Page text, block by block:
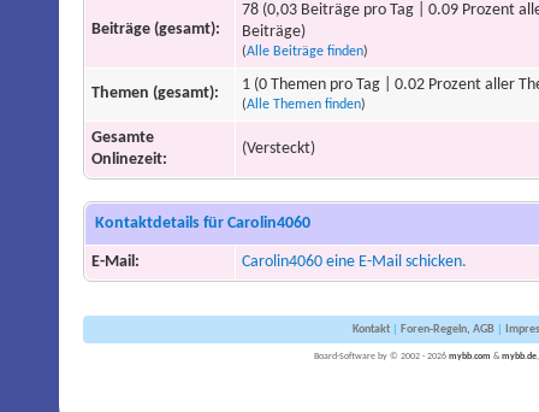
Beiträge (gesamt):
78 (0,03 Beiträge pro Tag | 0.09 Prozent
Beiträge)
(Alle Beiträge finden)
Themen (gesamt): 1 (0 Themen pro Tag | 0.02 Prozent aller
(Alle Themen finden)
Gesamte
Onlinezeit:
(Versteckt)
Kontaktdetails für Carolin4060
E-Mail: Carolin4060 eine E-Mail schicken.
Kontakt| Foren-Regeln, AGB|
Board-Software by © 2002 - 2026 mybb.com & mybb.de